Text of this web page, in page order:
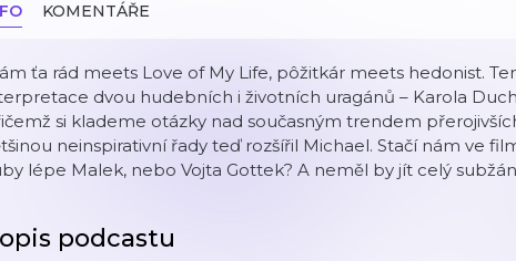
KOMENTÁŘE
ťa rád meets Love of My Life, pôžitkár meets hedonist.
dvou hudebních i životních uragánů – Karola
si klademe otázky nad současným trendem
neinspirativní řady teď rozšířil Michael. Stačí nám ve
lépe Malek, nebo Vojta Gottek? A neměl by jít celý
podcastu